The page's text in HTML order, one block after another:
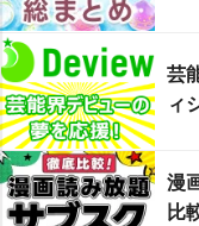
芸
ィ
漫
比